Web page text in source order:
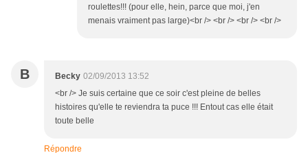
roulettes!!! (pour elle, hein, parce que moi, j'en
menais vraiment pas large)<br /> <br /> <br /> <br />
B Becky 02/09/2013 13:52
<br /> Je suis certaine que ce soir c'est pleine de belles
histoires qu'elle te reviendra ta puce !!! Entout cas elle était
toute belle
Répondre